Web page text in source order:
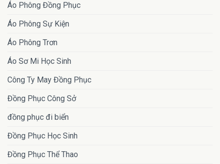
Áo Phông Đồng Phục
Áo Phông Sự Kiện
Áo Phông Trơn
Áo Sơ Mi Học Sinh
Công Ty May Đồng Phục
Đồng Phục Công Sở
đồng phục đi biển
Đồng Phục Học Sinh
Đồng Phục Thể Thao